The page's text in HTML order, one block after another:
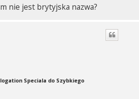
nie jest brytyjska nazwa?
Speciala do Szybkiego